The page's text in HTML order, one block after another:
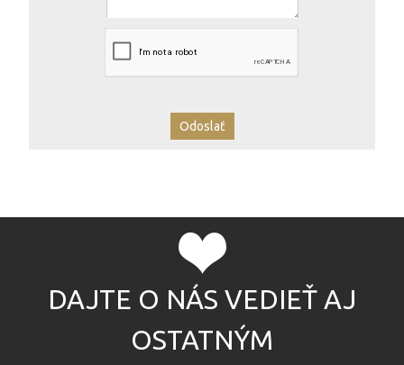
DAJTE O NÁS VEDIEŤ AJ
OSTATNÝM